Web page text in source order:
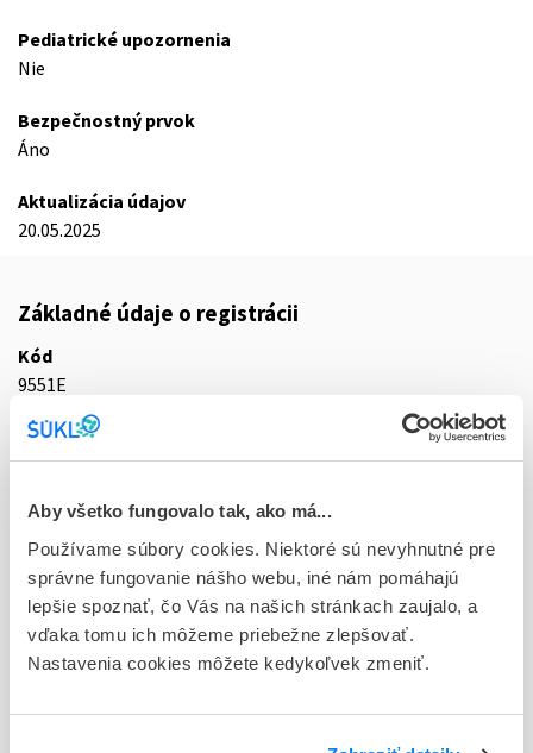
Aby všetko fungovalo tak, ako má...
Používame súbory cookies. Niektoré sú nevyhnutné pre
správne fungovanie nášho webu, iné nám pomáhajú
lepšie spoznať, čo Vás na našich stránkach zaujalo, a
vďaka tomu ich môžeme priebežne zlepšovať.
Nastavenia cookies môžete kedykoľvek zmeniť.
Pediatrické upozornenia
Nie
Bezpečnostný prvok
Áno
Aktualizácia údajov
20.05.2025
Základné údaje o registrácii
Kód
9551E
Registračné číslo
59/0123/25-S
Doplnok
cps end 56x240 mg (blis. Al/PVC/PVDC)
Stav
R - Aktuálna registrácia
Decentralizovaná